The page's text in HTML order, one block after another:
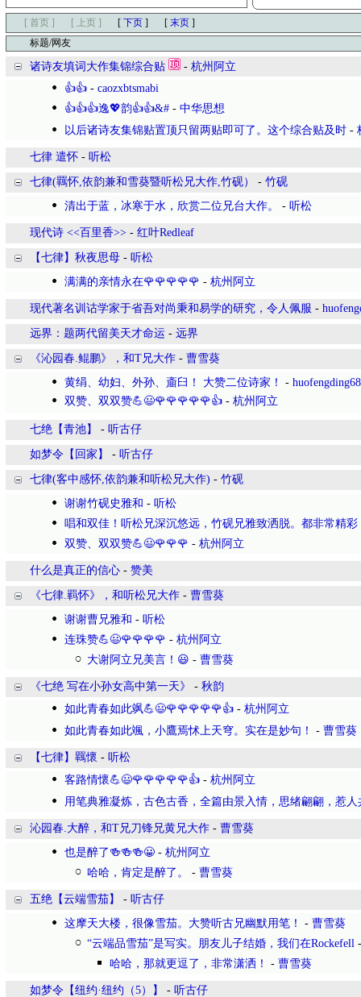
[ 首页 ] [ 上页 ] [ 下页 ] [ 末页 ]
标题/网友
诸诗友填词大作集锦综合贴 - 杭州阿立
👍👍 - caozxbtsmabi
👍👍👍逸💖韵👍👍&# - 中华思想
以后诸诗友集锦贴置顶只留两贴即可了。这个综合贴及时 -
七律 遣怀 - 听松
七律(羈怀,依韵兼和雪葵暨听松兄大作,竹砚） - 竹砚
清出于蓝，冰寒于水，欣赏二位兄台大作。
- 听松
现代诗 <<百里香>> - 红叶Redleaf
【七律】秋夜思母 - 听松
满满的亲情永在🌹🌹🌹🌹🌹 - 杭州阿立
现代著名训诂学家于省吾对尚秉和易学的研究，令人佩服 -
远界：题两代留美天才命运 - 远界
《沁园春.鲲鹏》，和T兄大作 - 曹雪葵
黄绢、幼妇、外孙、齑臼！ 大赞二位诗家！
-
双赞、双双赞💪😃🌹🌹🌹🌹🌹👍 - 杭州阿立
七绝【青池】 - 听古仔
如梦令【回家】 - 听古仔
七律(客中感怀,依韵兼和听松兄大作) - 竹砚
谢谢竹砚史雅和 - 听松
唱和双佳！听松兄深沉悠远，竹砚兄雅致洒脱。都非常精彩
双赞、双双赞💪😃🌹🌹🌹 - 杭州阿立
什么是真正的信心 - 赞美
《七律.羁怀》，和听松兄大作 - 曹雪葵
谢谢曹兄雅和 - 听松
连珠赞💪😃🌹🌹🌹🌹 - 杭州阿立
大谢阿立兄美言！😃 - 曹雪葵
《七绝 写在小孙女高中第一天》 - 秋韵
如此青春如此飒💪😃🌹🌹🌹🌹🌹👍 - 杭州阿立
如此青春如此颯，小鷹焉怵上天穹。实在是妙句！
- 曹雪葵
【七律】羈懷 - 听松
客路情懷💪😃🌹🌹🌹🌹🌹👍 - 杭州阿立
用笔典雅凝炼，古色古香，全篇由景入情，思绪翩翩，惹人
沁园春.大醉，和T兄刀锋兄黄兄大作 - 曹雪葵
也是醉了🍻🍻🍻😀 - 杭州阿立
哈哈，肯定是醉了。
- 曹雪葵
五绝【云端雪茄】 - 听古仔
这摩天大楼，很像雪茄。大赞听古兄幽默用笔！
- 曹雪葵
“云端品雪茄”是写实。朋友儿子结婚，我们在Rockefell
哈哈，那就更逗了，非常潇洒！
- 曹雪葵
如梦令【纽约·纽约（5）】 - 听古仔